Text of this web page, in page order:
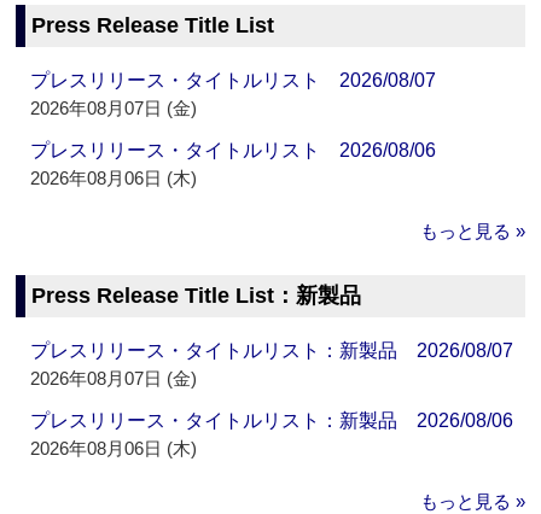
Press Release Title List
プレスリリース・タイトルリスト 2026/08/07
2026年08月07日 (金)
プレスリリース・タイトルリスト 2026/08/06
2026年08月06日 (木)
もっと見る »
Press Release Title List：新製品
プレスリリース・タイトルリスト：新製品 2026/08/07
2026年08月07日 (金)
プレスリリース・タイトルリスト：新製品 2026/08/06
2026年08月06日 (木)
もっと見る »